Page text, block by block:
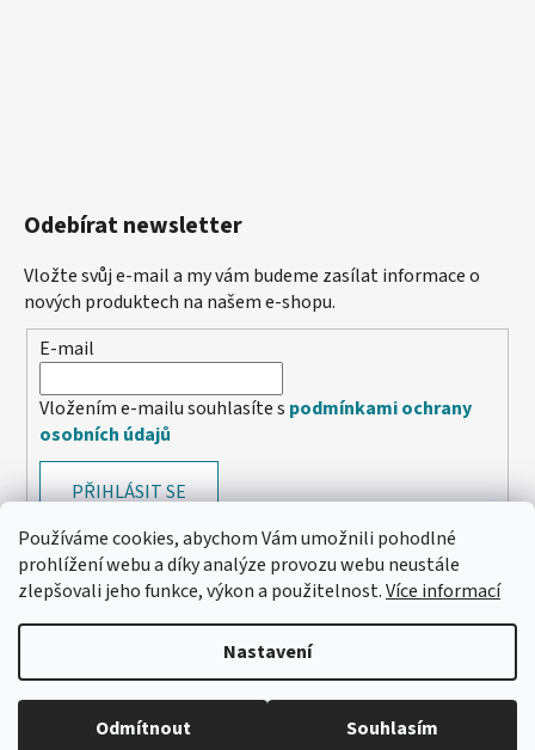
Používáme cookies, abychom Vám umožnili pohodlné
prohlížení webu a díky analýze provozu webu neustále
zlepšovali jeho funkce, výkon a použitelnost.Více informací
Nastavení
Odmítnout Souhlasím
🔴 Parfémy a vůně -20 %
Odebírat newsletter
Vložte svůj e-mail a my vám budeme zasílat informace o
nových produktech na našem e-shopu.
E-mail
Vložením e-mailu souhlasíte s podmínkami ochrany
osobních údajů
PŘIHLÁSIT SE
Vytvořil Shoptet